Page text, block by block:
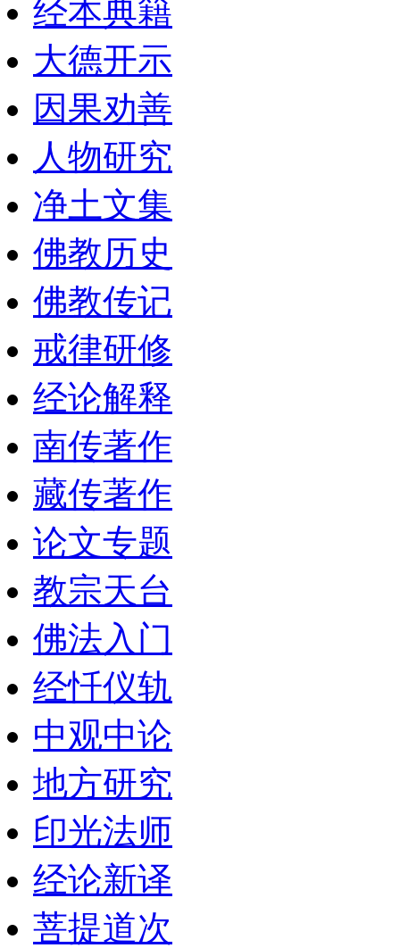
经本典籍
大德开示
因果劝善
人物研究
净土文集
佛教历史
佛教传记
戒律研修
经论解释
南传著作
藏传著作
论文专题
教宗天台
佛法入门
经忏仪轨
中观中论
地方研究
印光法师
经论新译
菩提道次